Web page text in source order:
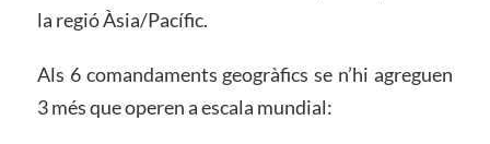
la regió Àsia/Pacífic.
Als 6 comandaments geogràfics se n’hi agreguen
3 més que operen a escala mundial: